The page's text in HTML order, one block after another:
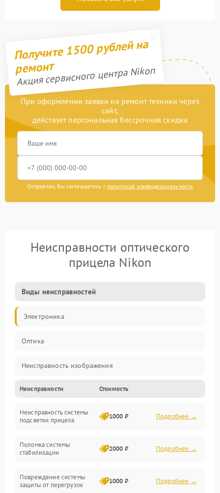
Получите 1500 рублей на
ремонт
Акция сервисного центра Nikon
При оформлении заявки на ремонт техники через
сайт,
действует персональная бессрочная скидка
Отправляя, Вы соглашаетесь с политикой конфиденциальности
Неисправности оптического
прицела Nikon
Виды неисправностей
Электроника
Оптика
Неисправность изображения
Механические повреждения
Неисправность фокусировки и оптики
Электропитание
Неисправности Стоимость
Неисправность системы
подсветки прицела
1000 ₽ Подробнее →
Поломка системы
стабилизации
2000 ₽ Подробнее →
Повреждение системы
защиты от перегрузок
1000 ₽ Подробнее →